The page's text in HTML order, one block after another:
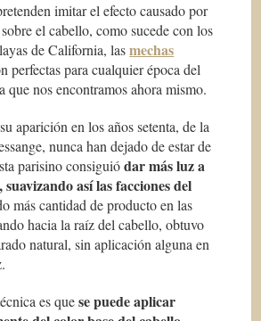
imitar el efecto causado por
el cabello, como sucede con los
de California, lasmechas
perfectas para cualquier época del
que nos encontramos ahora mismo.
aparición en los años setenta, de la
nunca han dejado de estar de
parisino consiguiódar más luz a
así las facciones del
más cantidad de producto en las
hacia la raíz del cabello, obtuvo
natural, sin aplicación alguna en
es quese puede aplicar